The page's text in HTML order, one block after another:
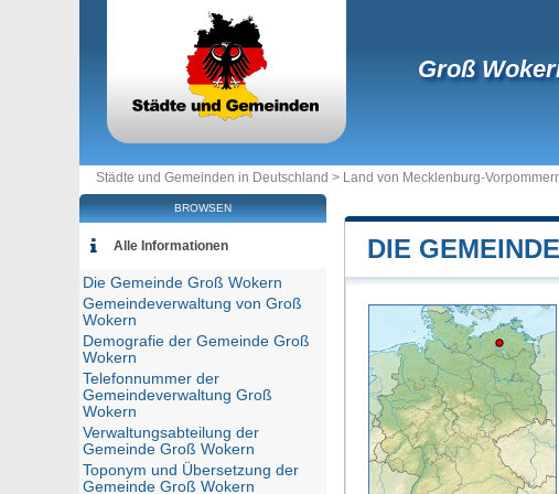
Groß
Städte und Gemeinden in Deutschland > Land von Mecklenburg-
DIE
BROWSEN
Alle Informationen
Die Gemeinde Groß Wokern
Gemeindeverwaltung von Groß
Wokern
Demografie der Gemeinde Groß
Wokern
Telefonnummer der
Gemeindeverwaltung Groß
Wokern
Verwaltungsabteilung der
Gemeinde Groß Wokern
Toponym und Übersetzung der
Gemeinde Groß Wokern